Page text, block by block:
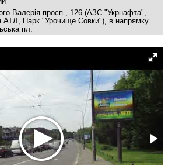
Валерія просп., 126 (АЗС "Укрнафта",
АТЛ, Парк "Урочище Совки"), в напрямку
пл.